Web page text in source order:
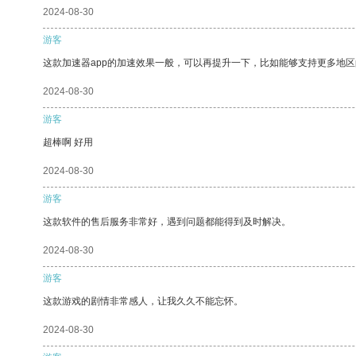
2024-08-30
游客
这款加速器app的加速效果一般，可以再提升一下，比如能够支持更多地区
2024-08-30
游客
超棒啊 好用
2024-08-30
游客
这款软件的售后服务非常好，遇到问题都能得到及时解决。
2024-08-30
游客
这款游戏的剧情非常感人，让我久久不能忘怀。
2024-08-30